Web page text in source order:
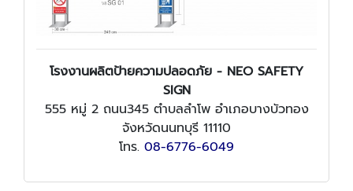
โรงงานผลิตป้ายความปลอดภัย - NEO SAFETY
SIGN
555 หมู่ 2 ถนน345 ตำบลลำโพ อำเภอบางบัวทอง
จังหวัดนนทบุรี 11110
โทร. 08-6776-6049